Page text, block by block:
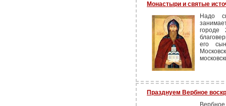
Монастыри и святые
Надо
городе
его
Празднуем Вербное
Вербное